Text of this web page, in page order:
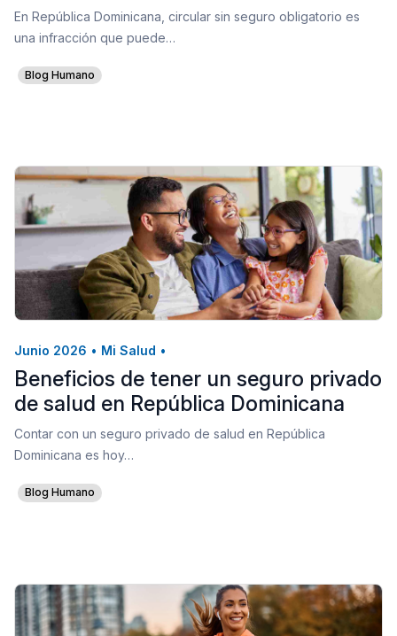
En República Dominicana, circular sin seguro obligatorio es
una infracción que puede…
Blog Humano
Junio 2026 • Mi Salud •
Beneficios de tener un seguro privado
de salud en República Dominicana
Contar con un seguro privado de salud en República
Dominicana es hoy…
Blog Humano